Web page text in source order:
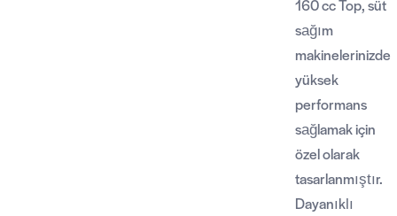
160 cc Top, süt
sağım
makinelerinizde
yüksek
performans
sağlamak için
özel olarak
tasarlanmıştır.
Dayanıklı